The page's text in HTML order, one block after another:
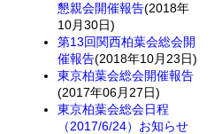
懇親会開催報告(2018年
10月30日)
第13回関西柏葉会総会開
催報告(2018年10月23日)
東京柏葉会総会開催報告
(2017年06月27日)
東京柏葉会総会日程
（2017/6/24）お知らせ